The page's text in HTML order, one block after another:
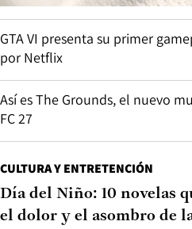
GTA VI presenta su primer
por Netflix
Así es The Grounds, el nuevo
FC 27
CULTURA Y ENTRETENCIÓN
Día del Niño: 10 novelas
el dolor y el asombro de